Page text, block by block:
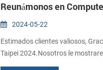
Reunámonos en
2024-05-22
Estimados clientes valiosos,
Taipei 2024.Nosotros le
Le invitamos sinceramente a